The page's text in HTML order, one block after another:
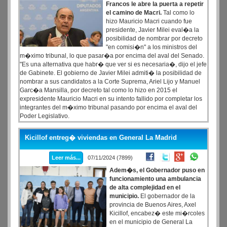
Francos le abre la puerta a repetir
el camino de Macri. Tal como lo
hizo Mauricio Macri cuando fue
presidente, Javier Milei eval�a la
posibilidad de nombrar por decreto
"en comisi�n" a los ministros del
m�ximo tribunal, lo que pasar�a por encima del aval del Senado.
"Es una alternativa que habr� que ver si es necesaria�, dijo el jefe
de Gabinete. El gobierno de Javier Milei admiti� la posibilidad de
nombrar a sus candidatos a la Corte Suprema, Ariel Lijo y Manuel
Garc�a Mansilla, por decreto tal como lo hizo en 2015 el
expresidente Mauricio Macri en su intento fallido por completar los
integrantes del m�ximo tribunal pasando por encima el aval del
Poder Legislativo.
Kicillof entreg� viviendas en General La Madrid
Leer más... 07/11/2024 (7899)
Adem�s, el Gobernador puso en
funcionamiento una ambulancia
de alta complejidad en el
municipio. El gobernador de la
provincia de Buenos Aires, Axel
Kicillof, encabez� este mi�rcoles
en el municipio de General La